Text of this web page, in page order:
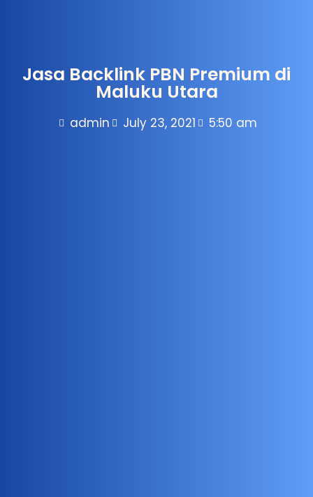
Jasa Backlink PBN Premium di
Maluku Utara
admin July 23, 2021 5:50 am